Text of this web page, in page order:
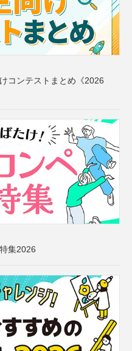
コンテストまとめ《2026
集2026